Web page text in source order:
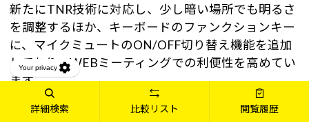
新たにTNR技術に対応し、少し暗い場所でも明るさ
を調整するほか、キーボードのファンクションキー
に、マイクミュートのON/OFF切り替え機能を追加
しており、WEBミーティングでの利便性を高めてい
ます。
また、顔認証でパスワードレスでログインな可能に
なるWindows Hello対応で、大事なデータの入った
詳細検索 比較リスト 閲覧履歴